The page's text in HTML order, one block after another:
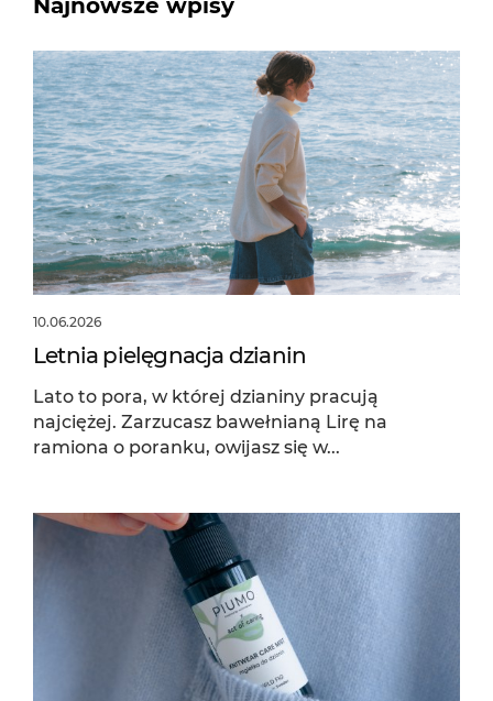
Najnowsze wpisy
10.06.2026
Letnia pielęgnacja dzianin
Lato to pora, w której dzianiny pracują
najciężej. Zarzucasz bawełnianą Lirę na
ramiona o poranku, owijasz się w...